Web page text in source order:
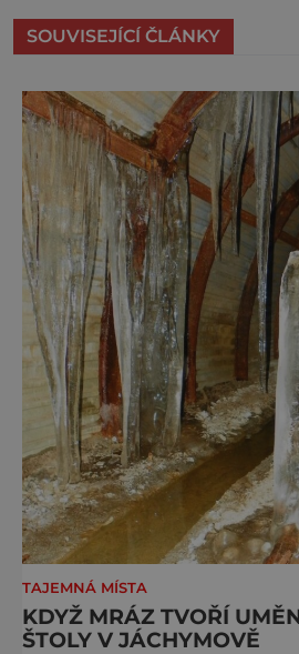
SOUVISEJÍCÍ ČLÁNKY
TAJEMNÁ MÍSTA
KDYŽ MRÁZ TVOŘÍ
ŠTOLY V JÁCHYMOVĚ